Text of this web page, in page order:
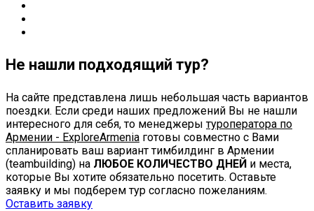
Не нашли подходящий тур?
На сайте представлена лишь небольшая часть вариантов
поездки. Если среди наших предложений Вы не нашли
интересного для себя, то менеджерытуроператора по
Армении - ExploreArmenia готовы совместно с Вами
спланировать ваш вариант тимбилдинг в Армении
(teambuilding) на ЛЮБОЕ КОЛИЧЕСТВО ДНЕЙ и места,
которые Вы хотите обязательно посетить. Оставьте
заявку и мы подберем тур согласно пожеланиям.
Оставить заявку